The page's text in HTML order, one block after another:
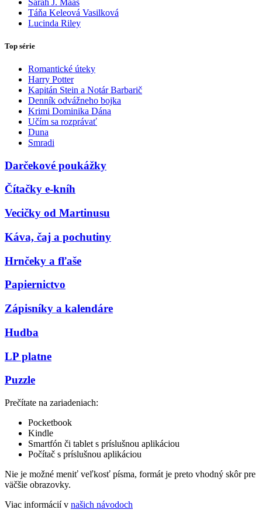
Táňa Keleová Vasilková
Lucinda Riley
Top série
Romantické úteky
Harry Potter
Kapitán Stein a Notár Barbarič
Denník odvážneho bojka
Krimi Dominika Dána
Učím sa rozprávať
Duna
Smradi
Darčekové poukážky
Čítačky e-kníh
Vecičky od Martinusu
Káva, čaj a pochutiny
Hrnčeky a fľaše
Papiernictvo
Zápisníky a kalendáre
Hudba
LP platne
Puzzle
Prečítate na zariadeniach:
Pocketbook
Kindle
Smartfón či tablet s príslušnou aplikáciou
Počítač s príslušnou aplikáciou
Nie je možné meniť veľkosť písma, formát je preto vhodný skôr pre
väčšie obrazovky.
Viac informácií v našich návodoch